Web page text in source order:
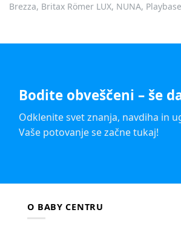
Brezza, Britax Römer LUX, NUNA,
Bodite obveščeni – še
Odklenite svet znanja, navdiha in
Vaše potovanje se začne tukaj!
O BABY CENTRU